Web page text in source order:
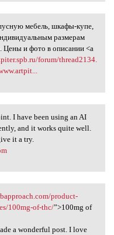
корпусную
мебель, шкафы-купе,
размерам
Цены и фото в описании <a
forum/thread2134.
point. I
I have been using an AI
and it works quite well.
it a try.
product-
100mg-of-thc/”>100mg of
a wonderful post. I love